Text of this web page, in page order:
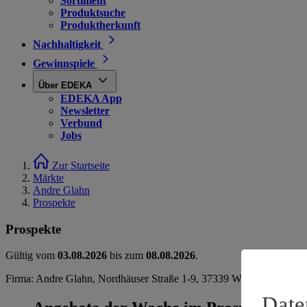
Produktsuche
Produktherkunft
Nachhaltigkeit
Gewinnspiele
Über EDEKA
EDEKA App
Newsletter
Verbund
Jobs
Zur Startseite
Märkte
Andre Glahn
Prospekte
Prospekte
Gültig vom 03.08.2026 bis zum 08.08.2026.
Firma: Andre Glahn, Nordhäuser Straße 1-9, 37339 Worbis